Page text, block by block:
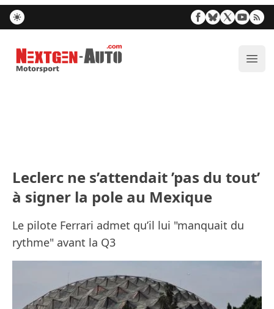
Nextgen-Auto.com
Leclerc ne s’attendait ’pas du tout’
à signer la pole au Mexique
Le pilote Ferrari admet qu’il lui "manquait du
rythme" avant la Q3